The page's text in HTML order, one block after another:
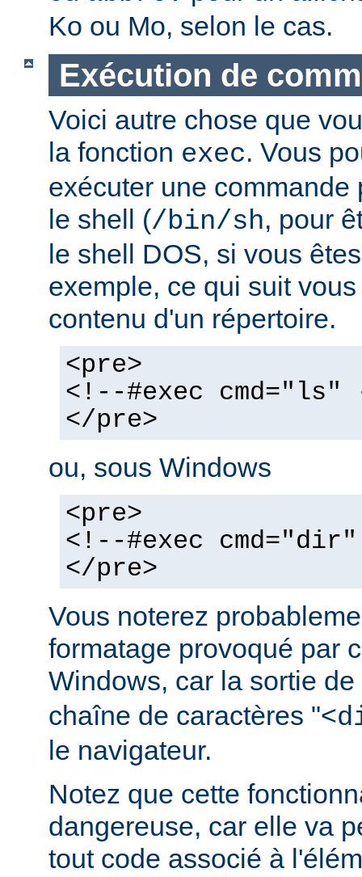
Ko ou Mo, selon le cas.
Exécution de
Voici autre chose que
la fonction exec. Vous
exécuter une commande
le shell (/bin/sh, pour
le shell DOS, si vous
exemple, ce qui suit
contenu d'un répertoire.
<pre>
<!--#exec cmd="ls"
</pre>
ou, sous Windows
<pre>
<!--#exec
</pre>
Vous noterez
formatage provoqué par
Windows, car la sortie de
chaîne de caractères "<
le navigateur.
Notez que cette
dangereuse, car elle va
tout code associé à